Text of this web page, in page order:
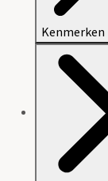
Kenmerken